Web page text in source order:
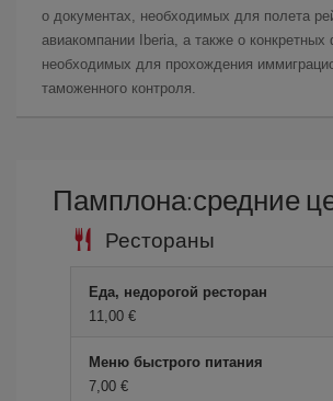
о документах, необходимых для полета
авиакомпании Iberia, а также о конкретных
необходимых для прохождения
таможенного контроля.
Памплона:средние
Рестораны
Еда, недорогой ресторан
11,00 €
Меню быстрого питания
7,00 €